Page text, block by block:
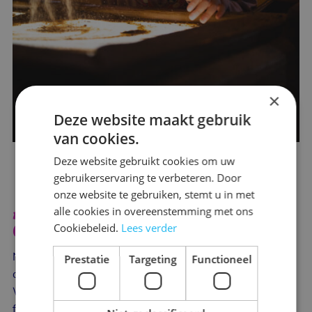
Altijd unieke activiteiten voor kinderen in
Gelderland
Naast vrij spelen organiseert Schateiland Zeumeren
ook
toffe shows, zoals de Piraat gouddukaat
Wintershow, en gezellige evenementenvoor de hele
familie, zoals een kerstbrunch en bezoek van de
×
Deze website maakt gebruik
van cookies.
Deze website gebruikt cookies om uw
gebruikerservaring te verbeteren. Door
onze website te gebruiken, stemt u in met
alle cookies in overeenstemming met ons
Cookiebeleid. Lees verder
Prestatie Targeting Functioneel